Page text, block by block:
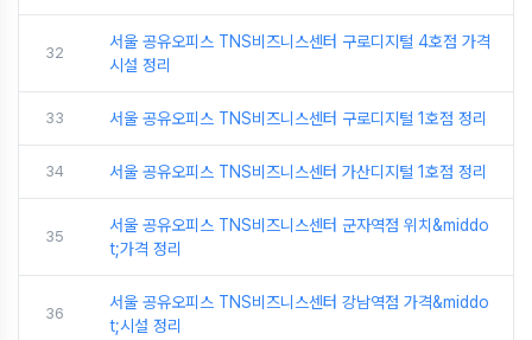
32
서울 공유오피스 TNS비즈니스센터 구로디지털 4호점 가격
시설 정리
33 서울 공유오피스 TNS비즈니스센터 구로디지털 1호점 정리
34 서울 공유오피스 TNS비즈니스센터 가산디지털 1호점 정리
35
서울 공유오피스 TNS비즈니스센터 군자역점 위치&middo
t;가격 정리
36
서울 공유오피스 TNS비즈니스센터 강남역점 가격&middo
t;시설 정리